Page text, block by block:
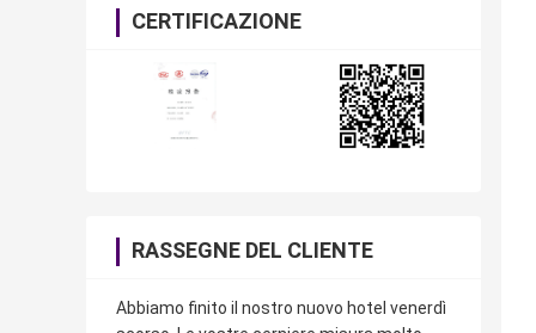
CERTIFICAZIONE
RASSEGNE DEL CLIENTE
Abbiamo finito il nostro nuovo hotel venerdì